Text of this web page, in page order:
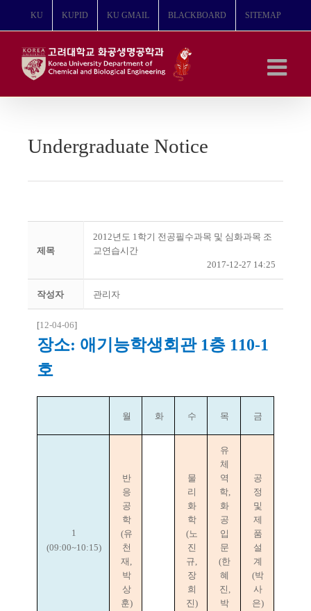
뛰
KU KUPID KU GMAIL BLACKBOARD SITEMAP
Undergraduate Notice
제목
2012년도 1학기 전공필수과목 및 심화과목 조
교연습시간
2017-12-27 14:25
작성자 관리자
[12-04-06]
장소: 애기능학생회관 1층 110-1
호
월 화 수 목 금
1
(09:00~10:15)
반
응
공
학
(유
천
재,
박
상
훈)
물
리
화
학
(노
진
규,
장
희
진)
유
체
역
학,
화
공
입
문
(한
혜
진,
박
공
정
및
제
품
설
계
(박
사
은)